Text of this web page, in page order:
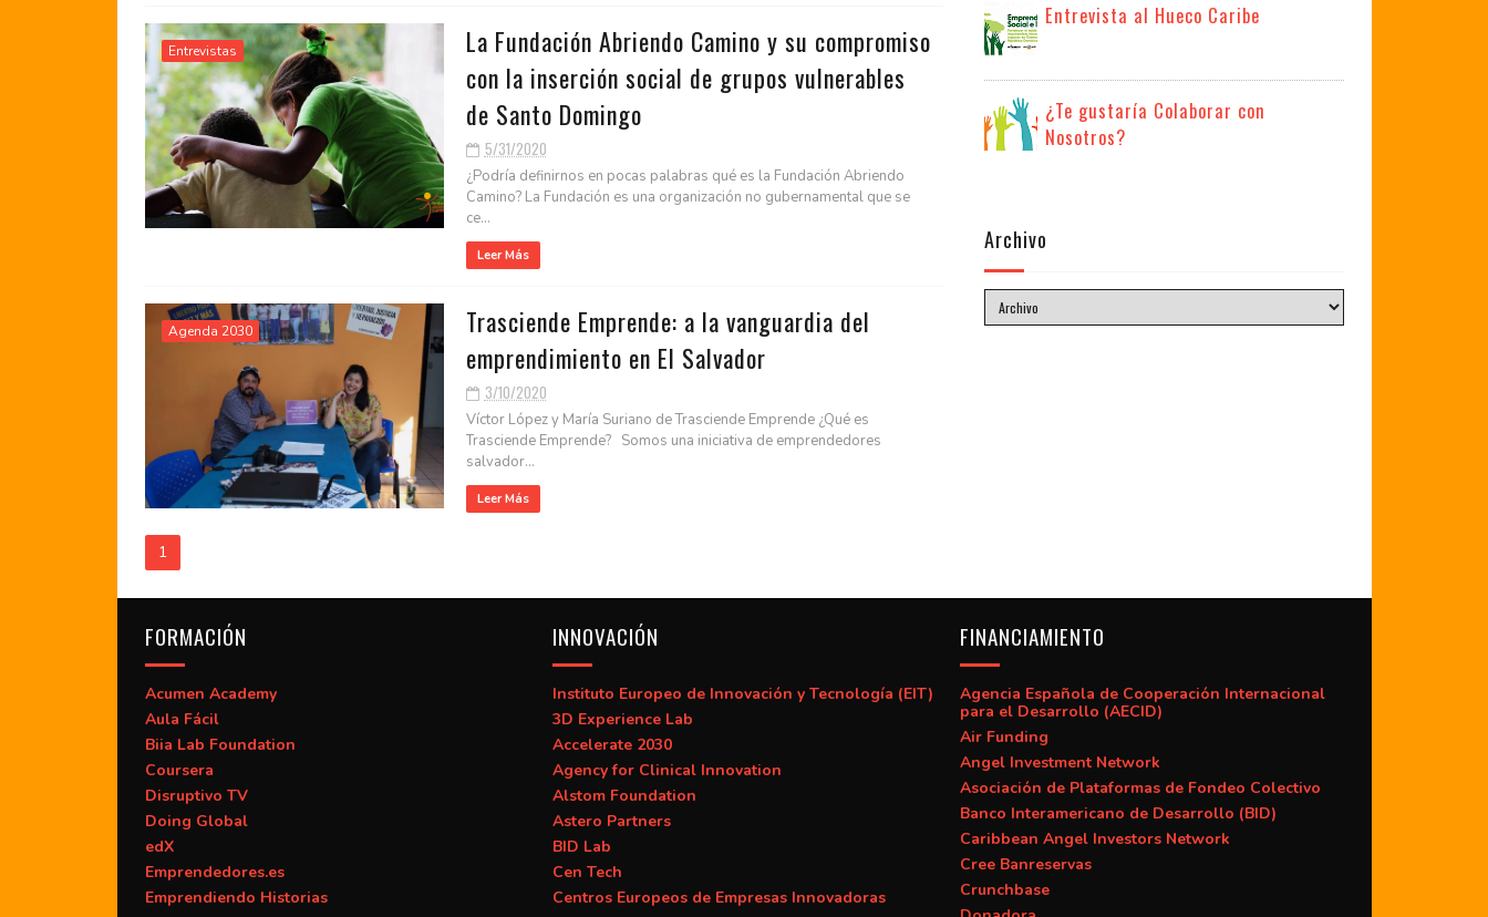
Entrevistas
La Fundación Abriendo Camino y su compromiso
con la inserción social de grupos vulnerables
de Santo Domingo
5/31/2020
¿Podría definirnos en pocas palabras qué es la Fundación Abriendo
Camino? La Fundación es una organización no gubernamental que se
ce...
Leer Más
Agenda 2030
Trasciende Emprende: a la vanguardia del
emprendimiento en El Salvador
3/10/2020
Víctor López y María Suriano de Trasciende Emprende ¿Qué es
Trasciende Emprende? Somos una iniciativa de emprendedores
salvador...
Leer Más
1
Entrevista al Hueco Caribe
¿Te gustaría Colaborar con
Nosotros?
Archivo
FORMACIÓN
Acumen Academy
Aula Fácil
Biia Lab Foundation
Coursera
Disruptivo TV
Doing Global
edX
Emprendedores.es
Emprendiendo Historias
INNOVACIÓN
Instituto Europeo de Innovación y Tecnología (EIT)
3D Experience Lab
Accelerate 2030
Agency for Clinical Innovation
Alstom Foundation
Astero Partners
BID Lab
Cen Tech
Centros Europeos de Empresas Innovadoras
FINANCIAMIENTO
Agencia Española de Cooperación Internacional
para el Desarrollo (AECID)
Air Funding
Angel Investment Network
Asociación de Plataformas de Fondeo Colectivo
Banco Interamericano de Desarrollo (BID)
Caribbean Angel Investors Network
Cree Banreservas
Crunchbase